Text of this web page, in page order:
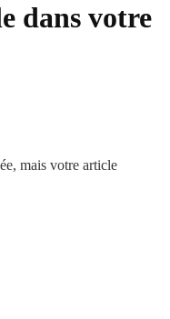
dans votre
mais votre article